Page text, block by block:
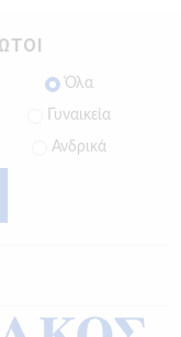
Όλα
Γυναικεία
Ανδρικά